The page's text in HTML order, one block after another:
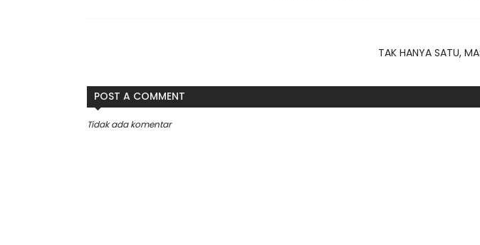
TAK HANYA SATU,
POST A COMMENT
Tidak ada komentar